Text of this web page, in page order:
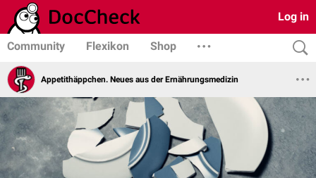
Log in
Community Flexikon Shop
Appetithäppchen. Neues aus der Ernährungsmedizin